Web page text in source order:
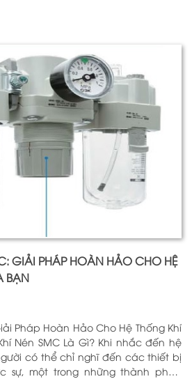
GIẢI PHÁP HOÀN HẢO CHO HỆ
BẠN
Pháp Hoàn Hảo Cho Hệ Thống Khí
có thể chỉ nghĩ đến các thiết bị
sự, một trong những thành phần